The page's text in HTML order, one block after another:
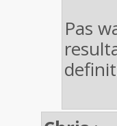
Pas